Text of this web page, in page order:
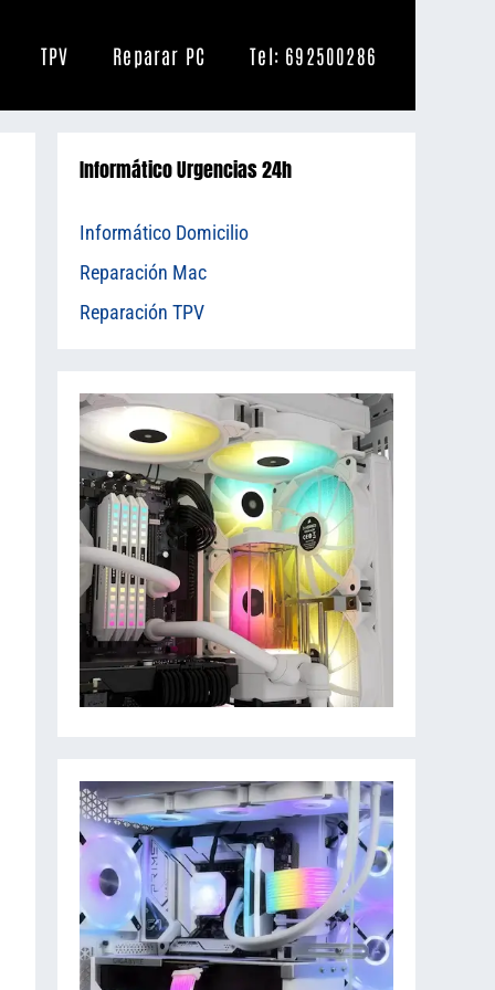
TPV Reparar PC Tel: 692500286
Informático Urgencias 24h
Informático Domicilio
Reparación Mac
Reparación TPV